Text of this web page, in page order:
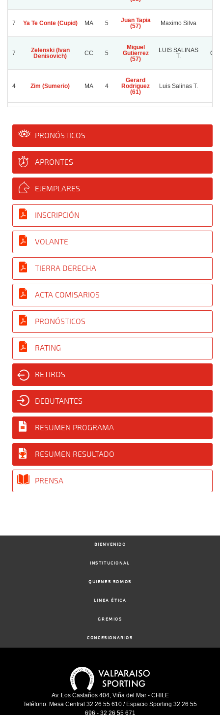
7 Ya Te Conte (Cupid) MA 5
Juan Tapia
(57)
Maximo Silva
7
Zelenski (Ivan
Denisovich)
CC 5
Miguel
Gutierrez
(57)
LUIS SALINAS
T.
4 Zim (Sumerio) MA 4
Gerard
Rodriguez
(61)
Luis Salinas T.
PRONÓSTICOS
APRONTES
EJEMPLARES
INSCRIPCIÓN
VOLANTE
TIERRA DERECHA
ACTA COMISARIOS
PRONÓSTICOS
RATING
RETIROS
DEBUTANTES
RESUMEN PROGRAMA
RESUMEN RESULTADO
PRENSA
BIENVENIDO
INSTITUCIONAL
QUIENES SOMOS
LINEA ÉTICA
GREMIOS
CONCESIONARIOS
Av. Los Castaños 404, Viña del Mar - CHILE
Teléfono: Mesa Central 32 26 55 610 / Espacio Sporting 32 26 55
696 - 32 26 55 671